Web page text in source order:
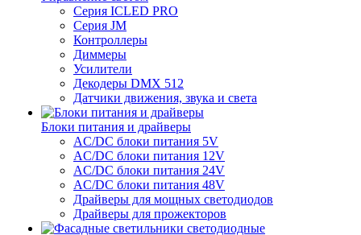
Серия ICLED PRO
Серия JM
Контроллеры
Диммеры
Усилители
Декодеры DMX 512
Датчики движения, звука и света
Блоки питания и драйверы
AC/DC блоки питания 5V
AC/DC блоки питания 12V
AC/DC блоки питания 24V
AC/DC блоки питания 48V
Драйверы для мощных светодиодов
Драйверы для прожекторов